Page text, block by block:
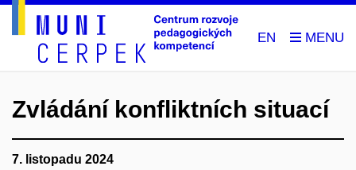
EN
Zvládání konfliktních situací
7. listopadu 2024